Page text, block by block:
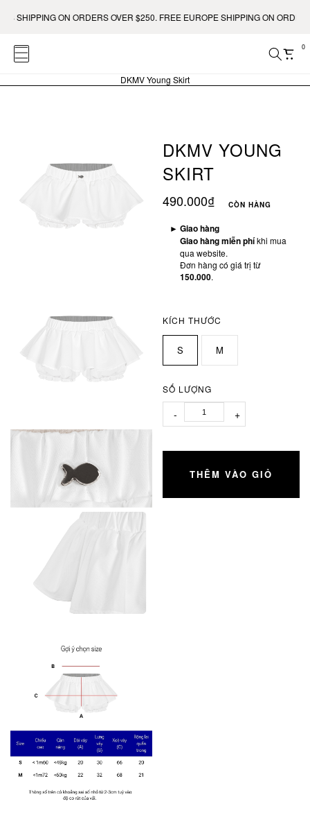
SHIPPING ON ORDERS OVER $250. FREE EUROPE SHIPPING ON ORDERS
0
DKMV Young Skirt
DKMV YOUNG
SKIRT
490.000₫ CÒN HÀNG
► Giao hàng
Giao hàng miễn phíkhi mua
qua website.
Đơn hàng có giá trị từ
150.000.
KÍCH THƯỚC
S M
SỐ LƯỢNG
- +
THÊM VÀO GIỎ